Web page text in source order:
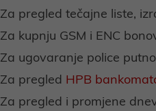
Za pregled tečajne liste,
Za kupnju GSM i ENC
Za ugovaranje police
Za pregled HPB
Za pregled i promjene